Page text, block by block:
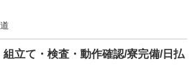
立て・検査・動作確認/寮完備/日払